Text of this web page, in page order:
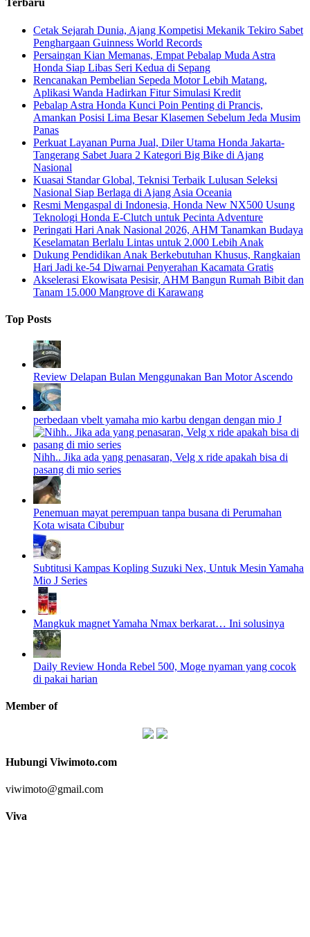
Terbaru
Cetak Sejarah Dunia, Ajang Kompetisi Mekanik Tekiro Sabet
Penghargaan Guinness World Records
Persaingan Kian Memanas, Empat Pebalap Muda Astra
Honda Siap Libas Seri Kedua di Sepang
Rencanakan Pembelian Sepeda Motor Lebih Matang,
Aplikasi Wanda Hadirkan Fitur Simulasi Kredit
Pebalap Astra Honda Kunci Poin Penting di Prancis,
Amankan Posisi Lima Besar Klasemen Sebelum Jeda Musim
Panas
Perkuat Layanan Purna Jual, Diler Utama Honda Jakarta-
Tangerang Sabet Juara 2 Kategori Big Bike di Ajang
Nasional
Kuasai Standar Global, Teknisi Terbaik Lulusan Seleksi
Nasional Siap Berlaga di Ajang Asia Oceania
Resmi Mengaspal di Indonesia, Honda New NX500 Usung
Teknologi Honda E-Clutch untuk Pecinta Adventure
Peringati Hari Anak Nasional 2026, AHM Tanamkan Budaya
Keselamatan Berlalu Lintas untuk 2.000 Lebih Anak
Dukung Pendidikan Anak Berkebutuhan Khusus, Rangkaian
Hari Jadi ke-54 Diwarnai Penyerahan Kacamata Gratis
Akselerasi Ekowisata Pesisir, AHM Bangun Rumah Bibit dan
Tanam 15.000 Mangrove di Karawang
Top Posts
Review Delapan Bulan Menggunakan Ban Motor Ascendo
perbedaan vbelt yamaha mio karbu dengan dengan mio J
Nihh.. Jika ada yang penasaran, Velg x ride apakah bisa di
pasang di mio series
Penemuan mayat perempuan tanpa busana di Perumahan
Kota wisata Cibubur
Subtitusi Kampas Kopling Suzuki Nex, Untuk Mesin Yamaha
Mio J Series
Mangkuk magnet Yamaha Nmax berkarat… Ini solusinya
Daily Review Honda Rebel 500, Moge nyaman yang cocok
di pakai harian
Member of
Hubungi Viwimoto.com
viwimoto@gmail.com
Viva